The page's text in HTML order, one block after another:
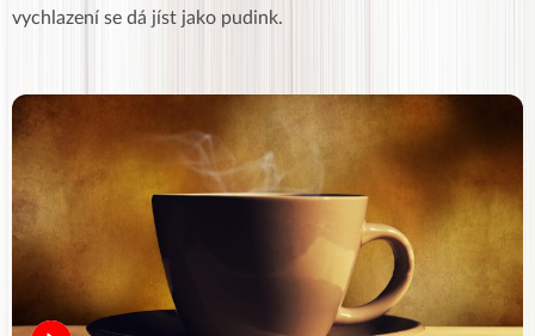
vychlazení se dá jíst jako pudink.